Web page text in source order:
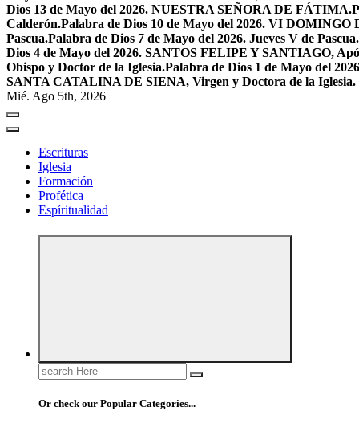
Dios 13 de Mayo del 2026. NUESTRA SEÑORA DE FÁTIMA.
Calderón.Palabra de Dios 10 de Mayo del 2026. VI DOMINGO
Pascua.Palabra de Dios 7 de Mayo del 2026. Jueves V de Pascua.
Dios 4 de Mayo del 2026. SANTOS FELIPE Y SANTIAGO,
Obispo y Doctor de la Iglesia.Palabra de Dios 1 de Mayo del
SANTA CATALINA DE SIENA, Virgen y Doctora de la Iglesia.
Mié. Ago 5th, 2026
Escrituras
Iglesia
Formación
Profética
Espíritualidad
Search
for:
Or check our Popular Categories...